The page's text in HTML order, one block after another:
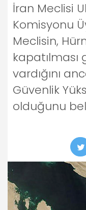
İran Meclisi
Komisyonu
Meclisin,
vardığını
Güvenlik
olduğunu